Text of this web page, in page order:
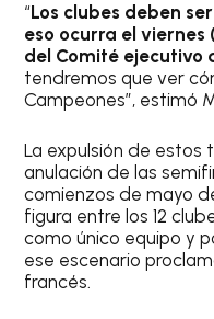
“Los clubes deben
eso ocurra el
del Comité ejecutivo
tendremos que ver
Campeones”, estimó
La expulsión de estos
anulación de las
comienzos de mayo
figura entre los 12
como único equipo y
ese escenario
francés.